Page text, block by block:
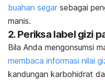
buahan segar sebagai
manis.
2. Periksa label gizi
Bila Anda mengonsumsi
membaca informasi nilai
kandungan karbohidrat